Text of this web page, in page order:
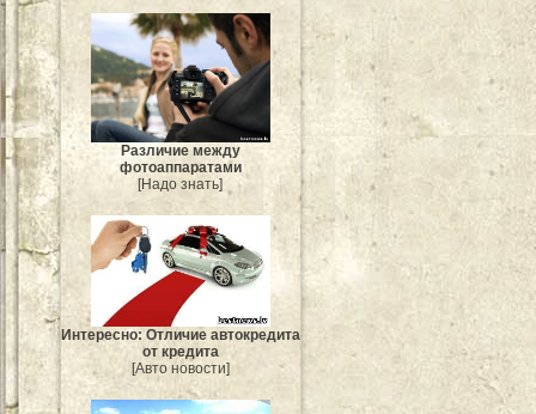
Различие между
фотоаппаратами
[Надо знать]
Интересно: Отличие автокредита
от кредита
[Авто новости]